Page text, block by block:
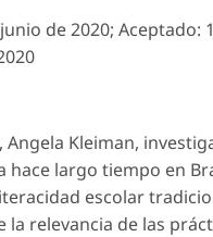
de 2020; Aceptado:
Angela Kleiman,
hace largo tiempo en
escolar
la relevancia de las